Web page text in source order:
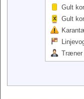
Gult
Gult
Træner